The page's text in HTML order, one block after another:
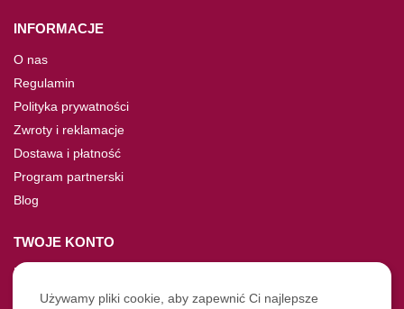
INFORMACJE
O nas
Regulamin
Polityka prywatności
Zwroty i reklamacje
Dostawa i płatność
Program partnerski
Blog
TWOJE KONTO
Moje konto
Nie pamiętasz hasła?
Używamy pliki cookie, aby zapewnić Ci najlepsze